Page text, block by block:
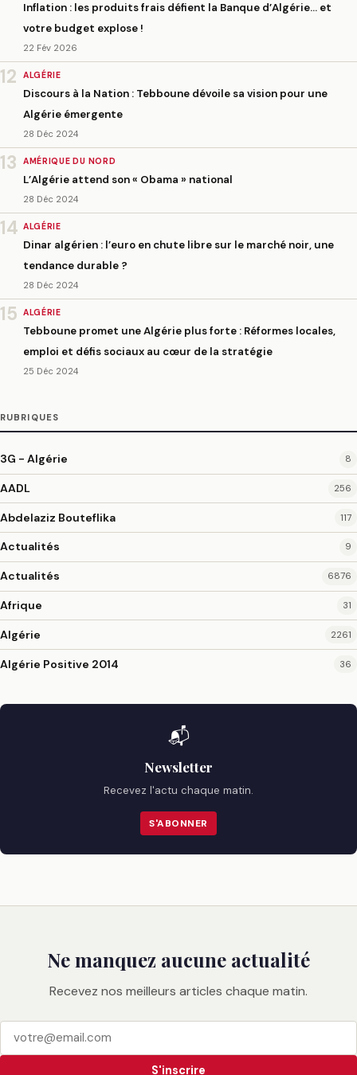
Inflation : les produits frais défient la Banque d’Algérie… et
votre budget explose !
22 Fév 2026
12 ALGÉRIE
Discours à la Nation : Tebboune dévoile sa vision pour une
Algérie émergente
28 Déc 2024
13 AMÉRIQUE DU NORD
L’Algérie attend son « Obama » national
28 Déc 2024
14 ALGÉRIE
Dinar algérien : l’euro en chute libre sur le marché noir, une
tendance durable ?
28 Déc 2024
15 ALGÉRIE
Tebboune promet une Algérie plus forte : Réformes locales,
emploi et défis sociaux au cœur de la stratégie
25 Déc 2024
RUBRIQUES
3G - Algérie 8
AADL 256
Abdelaziz Bouteflika 117
Actualités 9
Actualités 6876
Afrique 31
Algérie 2261
Algérie Positive 2014 36
📬
Newsletter
Recevez l'actu chaque matin.
S'ABONNER
Ne manquez aucune actualité
Recevez nos meilleurs articles chaque matin.
S'inscrire